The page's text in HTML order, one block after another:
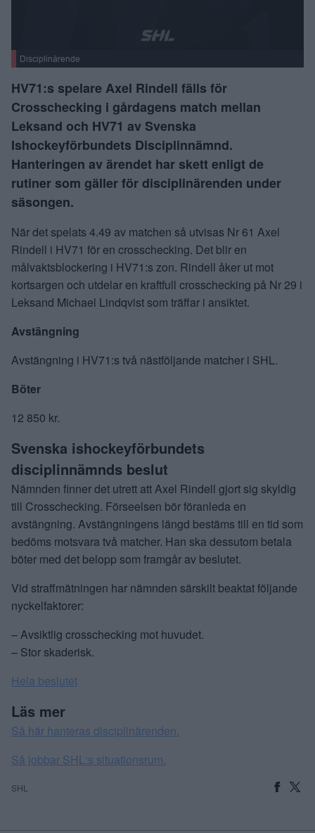
Disciplinärende
HV71:s spelare Axel Rindell fälls för
Crosschecking i gårdagens match mellan
Leksand och HV71 av Svenska
Ishockeyförbundets Disciplinnämnd.
Hanteringen av ärendet har skett enligt de
rutiner som gäller för disciplinärenden under
säsongen.
När det spelats 4.49 av matchen så utvisas Nr 61 Axel
Rindell i HV71 för en crosschecking. Det blir en
målvaktsblockering i HV71:s zon. Rindell åker ut mot
kortsargen och utdelar en kraftfull crosschecking på Nr 29 i
Leksand Michael Lindqvist som träffar i ansiktet.
Avstängning
Avstängning i HV71:s två nästföljande matcher i SHL.
Böter
12 850 kr.
Svenska ishockeyförbundets
disciplinnämnds beslut
Nämnden finner det utrett att Axel Rindell gjort sig skyldig
till Crosschecking. Förseelsen bör föranleda en
avstängning. Avstängningens längd bestäms till en tid som
bedöms motsvara två matcher. Han ska dessutom betala
böter med det belopp som framgår av beslutet.
Vid straffmätningen har nämnden särskilt beaktat följande
nyckelfaktorer:
– Avsiktlig crosschecking mot huvudet.
– Stor skaderisk.
Hela beslutet
Läs mer
Så här hanteras disciplinärenden.
Så jobbar SHL:s situationsrum.
SHL